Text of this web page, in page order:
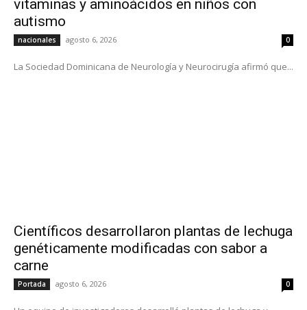
vitaminas y aminoácidos en niños con
autismo
nacionales agosto 6, 2026 0
La Sociedad Dominicana de Neurología y Neurocirugía afirmó que...
Científicos desarrollaron plantas de lechuga
genéticamente modificadas con sabor a
carne
Portada agosto 6, 2026 0